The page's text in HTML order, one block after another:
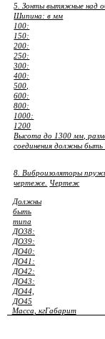
5. Зонты вытяжные над
Шипина: в мм
100:
150:
200:
250:
300:
400:
500,
600:
800:
1000:
1200
Высота до 1300 мм,
соединения должны
8. Виброизоляторы
чертеже. Чертеж
Должны
быть
типа
ДО38:
ДО39:
ДО40:
ДО41:
ДО42:
ДО43:
ДО44,
ДО45
Масса, кгГабарит